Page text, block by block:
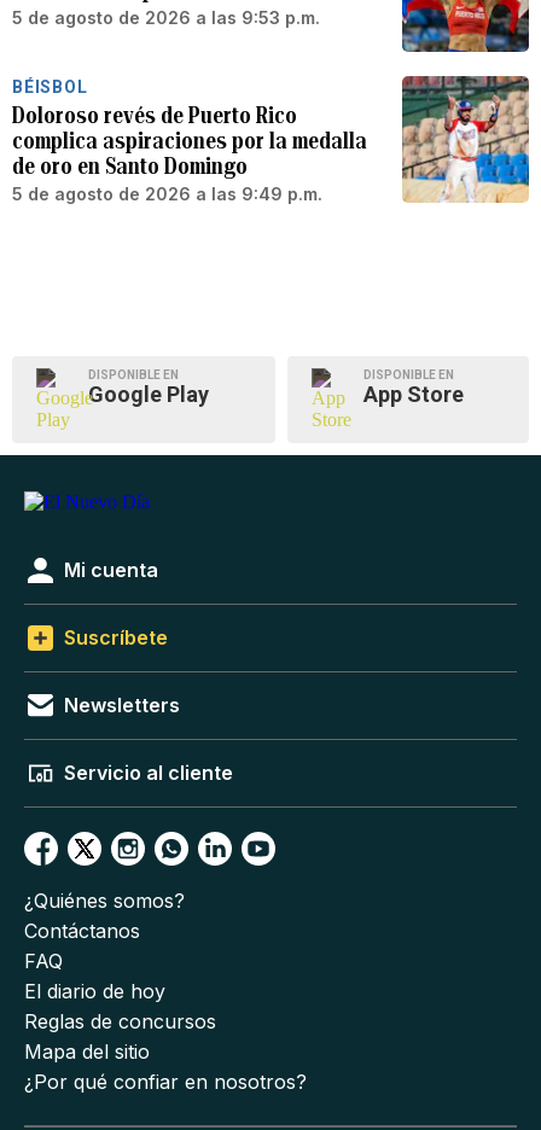
5 de agosto de 2026 a las 9:53 p.m.
BÉISBOL
Doloroso revés de Puerto Rico
complica aspiraciones por la medalla
de oro en Santo Domingo
5 de agosto de 2026 a las 9:49 p.m.
DISPONIBLE EN
Google Play
DISPONIBLE EN
App Store
Mi cuenta
Suscríbete
Newsletters
Servicio al cliente
¿Quiénes somos?
Contáctanos
FAQ
El diario de hoy
Reglas de concursos
Mapa del sitio
¿Por qué confiar en nosotros?